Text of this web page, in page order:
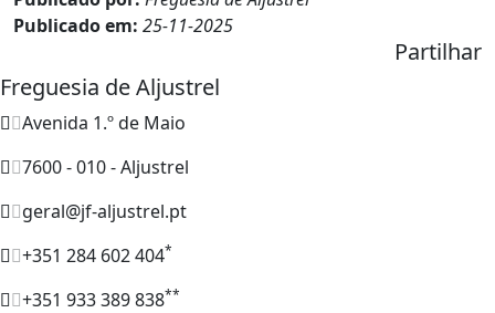
Publicado em: 25-11-2025
Partilhar
Freguesia de Aljustrel
Avenida 1.º de Maio
7600 - 010 - Aljustrel
geral@jf-aljustrel.pt
+351 284 602 404*
+351 933 389 838**